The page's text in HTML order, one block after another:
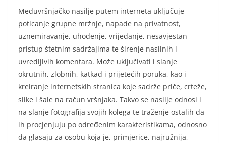
Međuvršnjačko nasilje putem interneta uključuje
poticanje grupne mržnje, napade na privatnost,
uznemiravanje, uhođenje, vrijeđanje, nesavjestan
pristup štetnim sadržajima te širenje nasilnih i
uvredljivih komentara. Može uključivati i slanje
okrutnih, zlobnih, katkad i prijetećih poruka, kao i
kreiranje internetskih stranica koje sadrže priče, crteže,
slike i šale na račun vršnjaka. Takvo se nasilje odnosi i
na slanje fotografija svojih kolega te traženje ostalih da
ih procjenjuju po određenim karakteristikama, odnosno
da glasaju za osobu koja je, primjerice, najružnija,